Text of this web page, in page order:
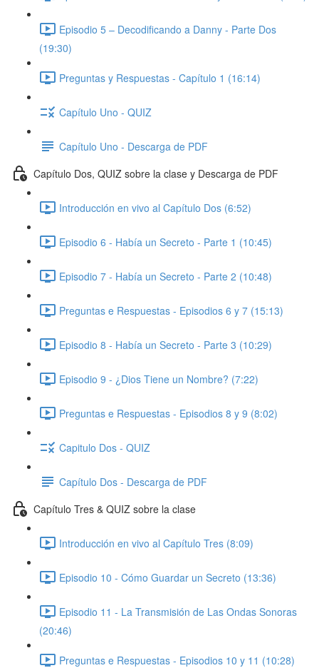
Episodio 5 – Decodificando a Danny - Parte Dos
(19:30)
Preguntas y Respuestas - Capítulo 1 (16:14)
Capítulo Uno - QUIZ
Capítulo Uno - Descarga de PDF
Capítulo Dos, QUIZ sobre la clase y Descarga de PDF
Introducción en vivo al Capítulo Dos (6:52)
Episodio 6 - Había un Secreto - Parte 1 (10:45)
Episodio 7 - Había un Secreto - Parte 2 (10:48)
Preguntas e Respuestas - Episodios 6 y 7 (15:13)
Episodio 8 - Había un Secreto - Parte 3 (10:29)
Episodio 9 - ¿Dios Tiene un Nombre? (7:22)
Preguntas e Respuestas - Episodios 8 y 9 (8:02)
Capitulo Dos - QUIZ
Capítulo Dos - Descarga de PDF
Capítulo Tres & QUIZ sobre la clase
Introducción en vivo al Capítulo Tres (8:09)
Episodio 10 - Cómo Guardar un Secreto (13:36)
Episodio 11 - La Transmisión de Las Ondas Sonoras
(20:46)
Preguntas e Respuestas - Episodios 10 y 11 (10:28)